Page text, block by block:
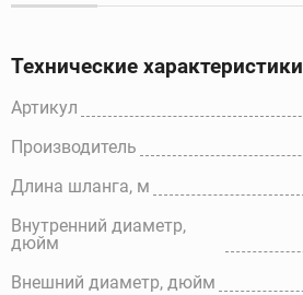
Технические характеристики
Артикул
Производитель
Длина шланга, м
Внутренний диаметр,
дюйм
Внешний диаметр, дюйм